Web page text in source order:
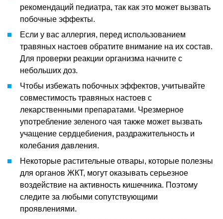
рекомендаций педиатра, так как это может вызвать
побочные эффекты.
Если у вас аллергия, перед использованием
травяных настоев обратите внимание на их состав.
Для проверки реакции организма начните с
небольших доз.
Чтобы избежать побочных эффектов, учитывайте
совместимость травяных настоев с
лекарственными препаратами. Чрезмерное
употребление зеленого чая также может вызвать
учащение сердцебиения, раздражительность и
колебания давления.
Некоторые растительные отвары, которые полезны
для органов ЖКТ, могут оказывать серьезное
воздействие на активность кишечника. Поэтому
следите за любыми сопутствующими
проявлениями.